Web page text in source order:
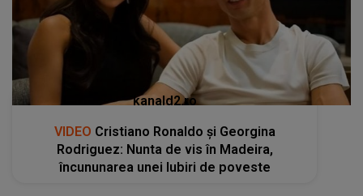
kanald2.ro
VIDEO Cristiano Ronaldo și Georgina
Rodriguez: Nunta de vis în Madeira,
încununarea unei Iubiri de poveste